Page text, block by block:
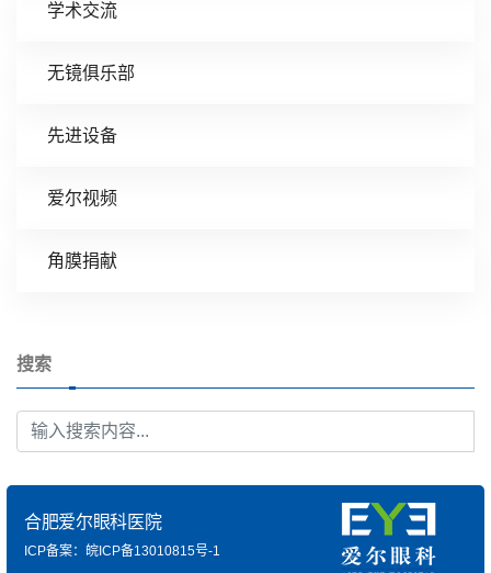
学术交流
无镜俱乐部
先进设备
爱尔视频
角膜捐献
搜索
合肥爱尔眼科医院
ICP备案：皖ICP备13010815号-1